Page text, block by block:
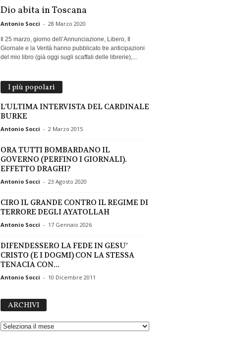
Dio abita in Toscana
Antonio Socci - 28 Marzo 2020
Il 25 marzo, giorno dell’Annunciazione, Libero, Il
Giornale e la Verità hanno pubblicato tre anticipazioni
del mio libro (già oggi sugli scaffali delle librerie),...
I più popolari
L’ULTIMA INTERVISTA DEL CARDINALE
BURKE
Antonio Socci - 2 Marzo 2015
ORA TUTTI BOMBARDANO IL
GOVERNO (PERFINO I GIORNALI).
EFFETTO DRAGHI?
Antonio Socci - 23 Agosto 2020
CIRO IL GRANDE CONTRO IL REGIME DI
TERRORE DEGLI AYATOLLAH
Antonio Socci - 17 Gennaio 2026
DIFENDESSERO LA FEDE IN GESU’
CRISTO (E I DOGMI) CON LA STESSA
TENACIA CON...
Antonio Socci - 10 Dicembre 2011
ARCHIVI
H